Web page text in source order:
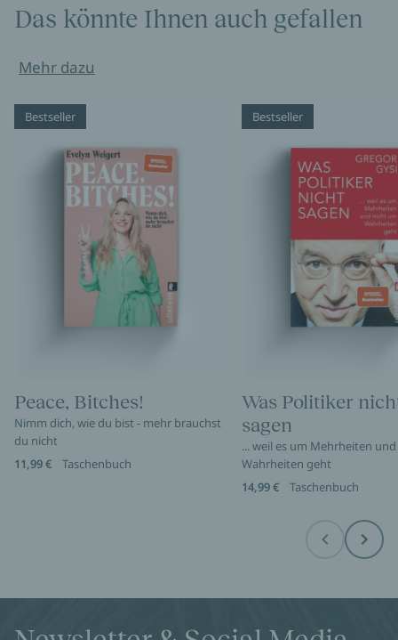
Das könnte Ihnen auch gefallen
Mehr dazu
Bestseller
Peace, Bitches!
Nimm dich, wie du bist - mehr brauchst
du nicht
11,99 €
Taschenbuch
Bestseller
Was Politiker
sagen
... weil es um Mehrheiten
Wahrheiten geht
14,99 €
Taschenbuch
Before Next